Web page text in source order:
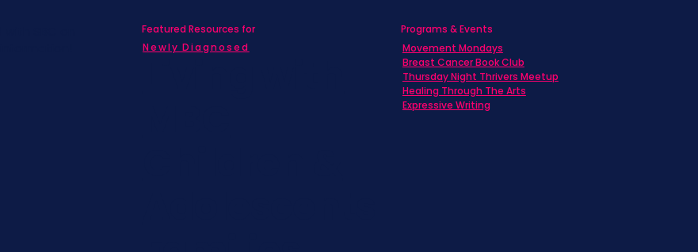
Featured Resources for
Newly Diagnosed
Programs & Events
Movement Mondays
Breast Cancer Book Club
Thursday Night Thrivers Meetup
Healing Through The Arts
Expressive Writing